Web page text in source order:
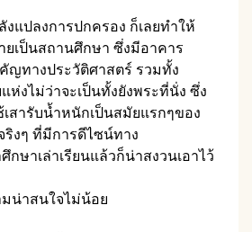
แปลงการปกครอง ก็เลยทำให้
เป็นสถานศึกษา ซึ่งมีอาคาร
ญทางประวัติศาสตร์ รวมทั้ง
ห่งไม่ว่าจะเป็นทั้งยังพระที่นั่ง ซึ่ง
สารับน้ำหนักเป็นสมัยแรกๆของ
ริงๆ ที่มีการดีไซน์ทาง
ษาเล่าเรียนแล้วก็น่าสงวนเอาไว้
น่าสนใจไม่น้อย